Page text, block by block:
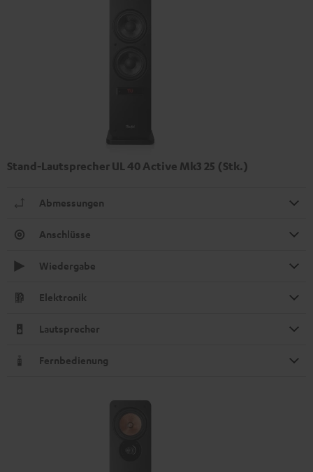
Stand-Lautsprecher UL 40 Active Mk3 25 (Stk.)
Abmessungen
Anschlüsse
Wiedergabe
Elektronik
Lautsprecher
Fernbedienung